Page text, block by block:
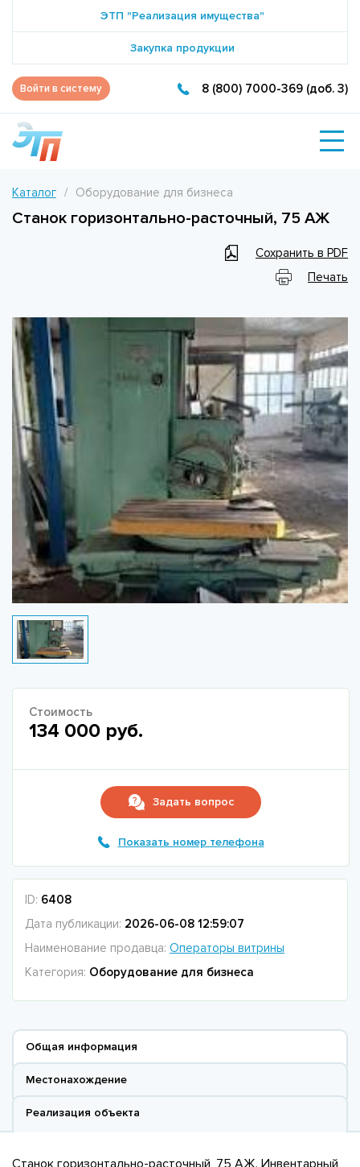
ЭТП "Реализация имущества"
Закупка продукции
Войти в систему 8 (800) 7000-369 (доб. 3)
Каталог Оборудование для бизнеса
Станок горизонтально-расточный, 75 АЖ
Сохранить в PDF
Печать
Стоимость
134 000 руб.
Задать вопрос
Показать номер телефона
ID: 6408
Дата публикации: 2026-06-08 12:59:07
Наименование продавца: Операторы витрины
Категория: Оборудование для бизнеса
Общая информация
Местонахождение
Реализация объекта
Станок горизонтально-расточный, 75 АЖ. Инвентарный